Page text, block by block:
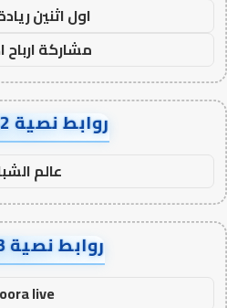
اول اثنين
مشاركة
روابط نصية AA86842
عالم
روابط نصية AA4203
live